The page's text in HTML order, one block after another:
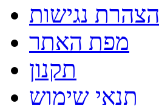
הצהרת נגישות
מפת האתר
תקנון
תנאי שימוש